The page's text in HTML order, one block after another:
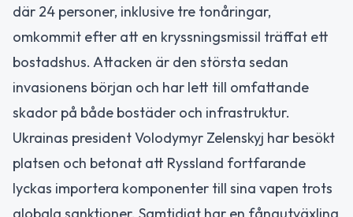
där 24 personer, inklusive tre tonåringar,
omkommit efter att en kryssningsmissil träffat ett
bostadshus. Attacken är den största sedan
invasionens början och har lett till omfattande
skador på både bostäder och infrastruktur.
Ukrainas president Volodymyr Zelenskyj har besökt
platsen och betonat att Ryssland fortfarande
lyckas importera komponenter till sina vapen trots